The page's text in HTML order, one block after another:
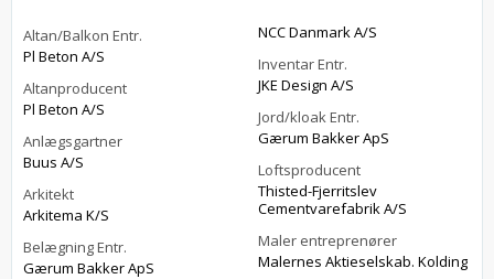
Altan/Balkon Entr.
Pl Beton A/S
Altanproducent
Pl Beton A/S
Anlægsgartner
Buus A/S
Arkitekt
Arkitema K/S
Belægning Entr.
Gærum Bakker ApS
NCC Danmark A/S
Inventar Entr.
JKE Design A/S
Jord/kloak Entr.
Gærum Bakker ApS
Loftsproducent
Thisted-Fjerritslev
Cementvarefabrik A/S
Maler entreprenører
Malernes Aktieselskab. Kolding